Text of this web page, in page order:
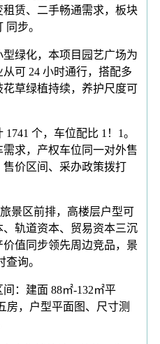
赁、二手畅通需求，板块
步。
绿化，本项目园艺广场为
可 24 小时通行，搭配多
草绿植持续，养护尺度可
个，车位配比 1！1。
求，产权车位同一对外售
价区间、采办政策拨打
区前排，高楼层户型可
轨道资本、贸易资本三沉
值同步领先周边竞品，景
询。
：建面 88㎡-132㎡平
房，户型平面图、尺寸测